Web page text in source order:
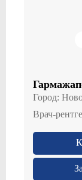
Город:
Врач-